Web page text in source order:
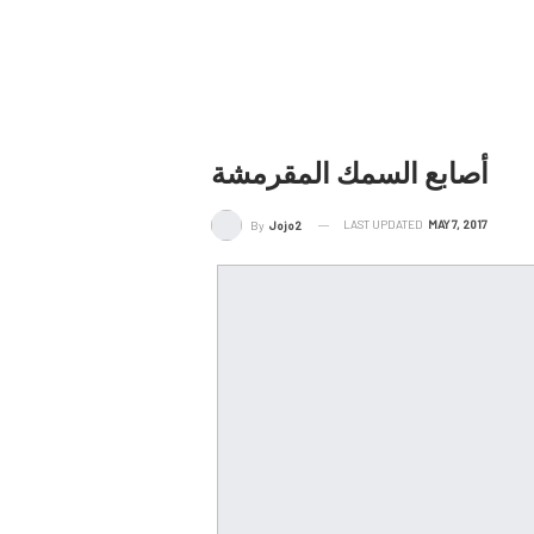
أصابع السمك المقرمشة
By Jojo2 LAST UPDATED MAY 7, 2017